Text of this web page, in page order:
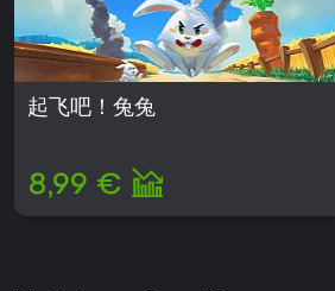
起飞吧！兔兔
8,99 €